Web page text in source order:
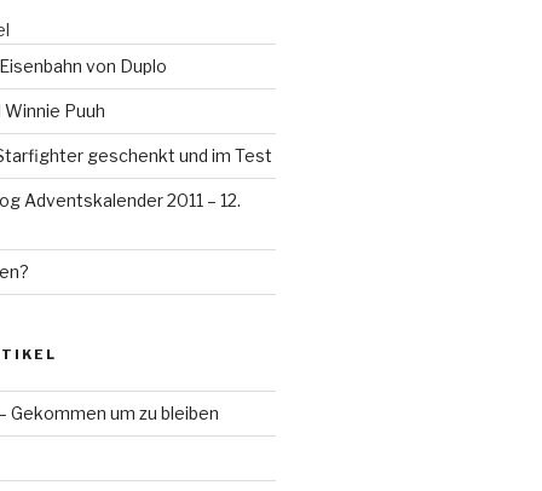
von Duplo
Winnie Puuh
geschenkt und im Test
Adventskalender 2011 – 12.
Gekommen um zu bleiben